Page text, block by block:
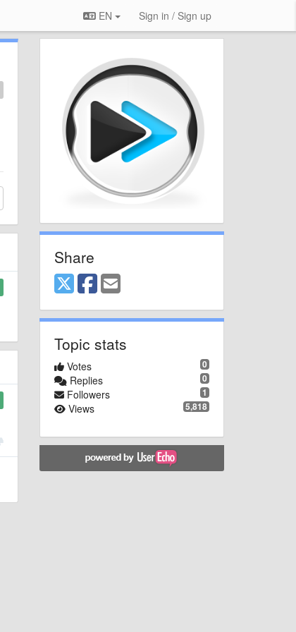
EN Sign in / Sign up
Share
Topic stats
0
Votes
0
Replies
1
Followers
5,818
Views